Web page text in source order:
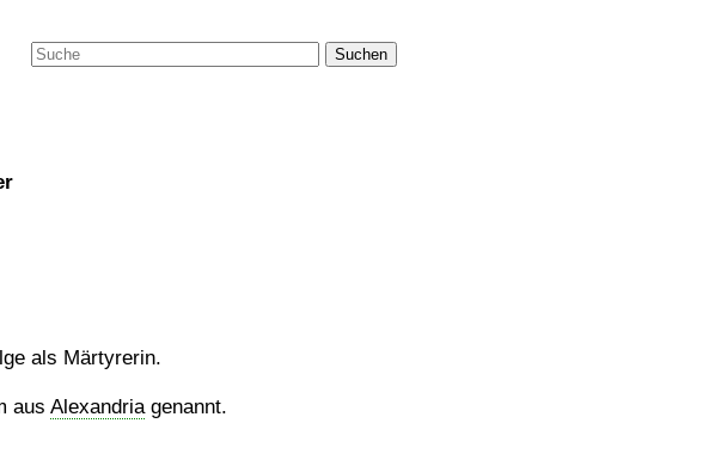
Suchen
als Märtyrerin.
aus Alexandriagenannt.